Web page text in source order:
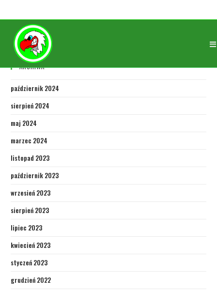
ARCHIWA
październik 2024
sierpień 2024
maj 2024
marzec 2024
listopad 2023
październik 2023
wrzesień 2023
sierpień 2023
lipiec 2023
kwiecień 2023
styczeń 2023
grudzień 2022